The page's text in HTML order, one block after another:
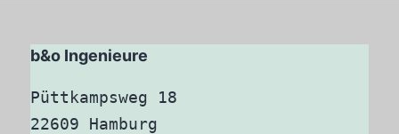
b&o Ingenieure
Püttkampsweg 18
22609 Hamburg